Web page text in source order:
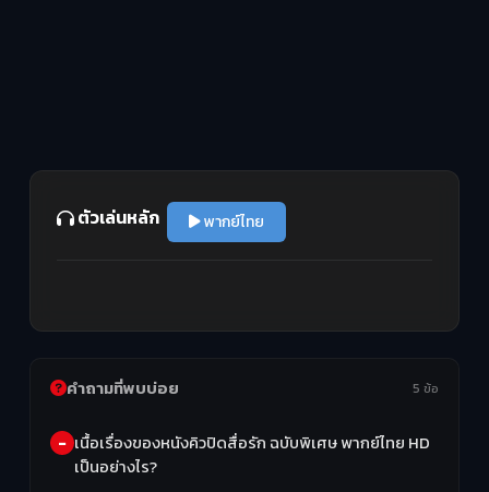
ตัวเล่นหลัก พากย์ไทย
คำถามที่พบบ่อย 5 ข้อ
เนื้อเรื่องของหนังคิวปิดสื่อรัก ฉบับพิเศษ พากย์ไทย HD
เป็นอย่างไร?